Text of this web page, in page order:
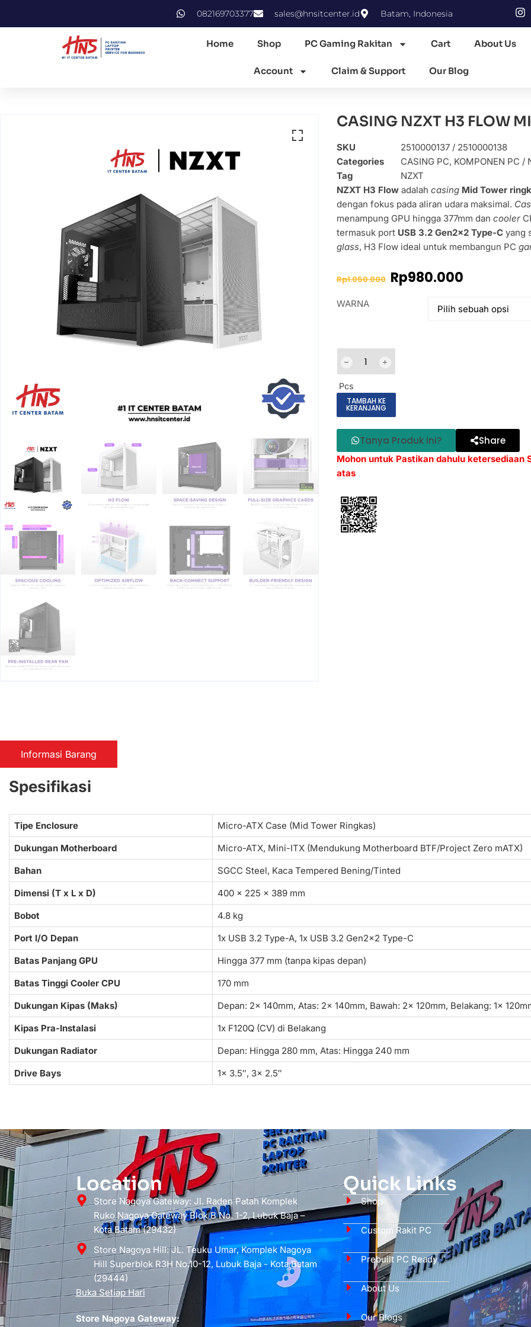
082169703377 sales@hnsitcenter.id Batam, Indonesia
Home Shop PC Gaming Rakitan Cart About Us
Account Claim & Support Our Blog
CASING NZXT H3 FLOW
SKU
2510000137 / 2510000138
Categories
CASING PC, KOMPONEN PC /
Tag
NZXT
NZXT H3 Flowadalah casing Mid Tower
dengan fokus pada aliran udara maksimal.
menampung GPU hingga 377mm dan cooler
termasuk port USB 3.2 Gen2x2 Type-Cyang
glass, H3 Flow ideal untuk membangun PC
Rp1.050.000 Rp980.000
WARNA
Pcs
TAMBAH KE
KERANJANG
Tanya Produk ini? Share
Mohon untuk Pastikan dahulu ketersediaan
atas
Informasi Barang
Spesifikasi
Tipe Enclosure
Micro-ATX Case (Mid Tower Ringkas)
Dukungan Motherboard
Micro-ATX, Mini-ITX (Mendukung Motherboard BTF/Project Zero mATX)
Bahan
SGCC Steel, Kaca Tempered Bening/Tinted
Dimensi (T x L x D)
400 x 225 x 389 mm
Bobot
4.8 kg
Port I/O Depan
1x USB 3.2 Type-A, 1x USB 3.2 Gen2x2 Type-C
Batas Panjang GPU
Hingga 377 mm (tanpa kipas depan)
Batas Tinggi Cooler CPU
170 mm
Dukungan Kipas (Maks)
Depan: 2x 140mm, Atas: 2x 140mm, Bawah: 2x 120mm, Belakang: 1x
Kipas Pra-Instalasi
1x F120Q (CV) di Belakang
Dukungan Radiator
Depan: Hingga 280 mm, Atas: Hingga 240 mm
Drive Bays
1x 3.5″, 3x 2.5″
Location
Store Nagoya Gateway: Jl. Raden Patah Komplek
Ruko Nagoya Gateway Blok B No. 1-2, Lubuk Baja –
Kota Batam (29432)
Store Nagoya Hill: JL. Teuku Umar, Komplek Nagoya
Hill Superblok R3H No.10-12, Lubuk Baja - Kota Batam
(29444)
Buka Setiap Hari
Store Nagoya Gateway:
Quick Links
Shop
Custom Rakit PC
Prebuilt PC Ready
About Us
Our Blogs